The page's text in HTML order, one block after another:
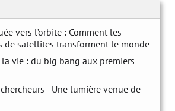
vers l’orbite : Comment les
de satellites transforment le monde
vie : du big bang aux premiers
- Une lumière venue de